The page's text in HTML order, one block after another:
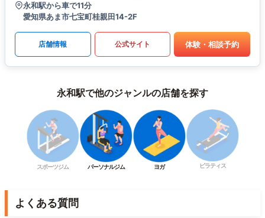
永和駅から車で11分
愛知県あま市七宝町桂親田14-2F
店舗情報 公式サイト 体験・相談予約
永和駅で他のジャンルの店舗を探す
スポーツジム パーソナルジム ヨガ ピラティス
よくある質問